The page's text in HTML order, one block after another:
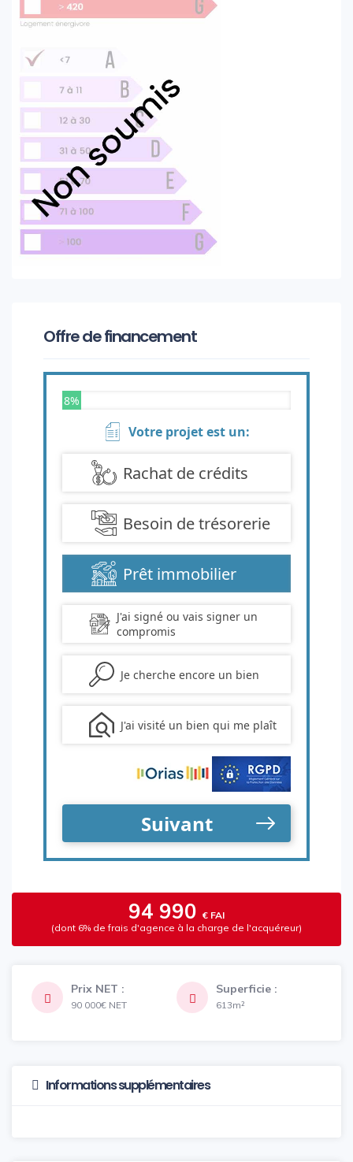
Offre de financement
94 990 € FAI
(dont 6% de frais d'agence à la charge de l'acquéreur)
Prix NET :
90 000€ NET
Superficie :
613m²
Informations supplémentaires